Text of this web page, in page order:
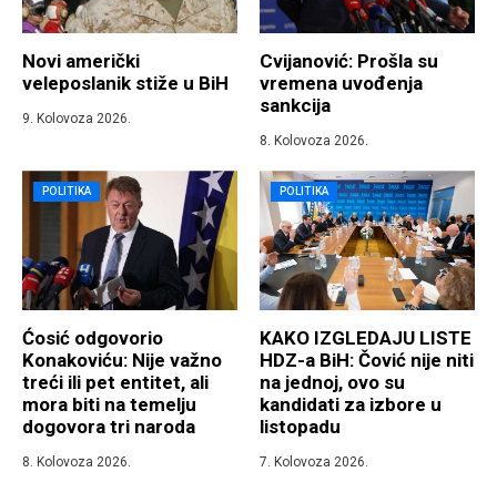
Novi američki
veleposlanik stiže u BiH
9. Kolovoza 2026.
Cvijanović: Prošla su
vremena uvođenja
sankcija
8. Kolovoza 2026.
POLITIKA
Ćosić odgovorio
Konakoviću: Nije važno
treći ili pet entitet, ali
mora biti na temelju
dogovora tri naroda
8. Kolovoza 2026.
POLITIKA
KAKO IZGLEDAJU LISTE
HDZ-a BiH: Čović nije niti
na jednoj, ovo su
kandidati za izbore u
listopadu
7. Kolovoza 2026.